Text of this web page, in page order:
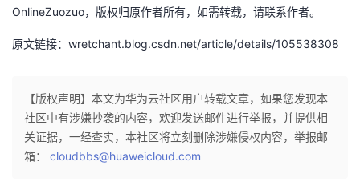
堂
我
课
程
的
认
我
的
我
我
的
术
支
我
云
声
OnlineZuozuo，版权归原作者所有，如需转载，请联系作者。
原文链接：wretchant.blog.csdn.net/article/details/105538308
【版权声明】本文为华为云社区用户转载文章，如果您发现本
社区中有涉嫌抄袭的内容，欢迎发送邮件进行举报，并提供相
关证据，一经查实，本社区将立刻删除涉嫌侵权内容，举报邮
箱： cloudbbs@huaweicloud.com